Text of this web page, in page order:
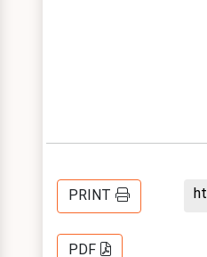
PRINT
PDF